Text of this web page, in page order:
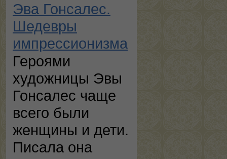
Эва Гонсалес.
Шедевры
импрессионизма
Героями
художницы Эвы
Гонсалес чаще
всего были
женщины и дети.
Писала она